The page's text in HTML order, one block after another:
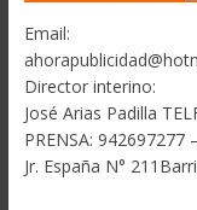
Email:
Director interino:
José Arias Padilla
PRENSA: 942697277
Jr. España N°